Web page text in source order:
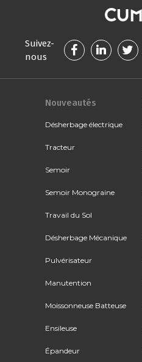
Suivez-
nous
Nouveautés
Désherbage électrique
Tracteur
Semoir
Semoir Monograine
Travail du Sol
Désherbage Mécanique
Pulvérisateur
Manutention
Moissonneuse Batteuse
Ensileuse
Épandeur